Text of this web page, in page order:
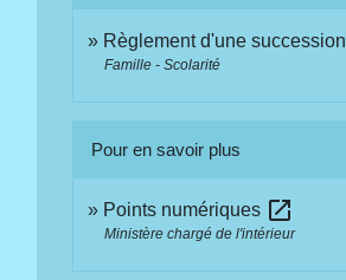
Règlement d'une succession
Famille - Scolarité
Pour en savoir plus
Points numériques open_in_new
Ministère chargé de l'intérieur